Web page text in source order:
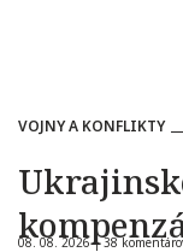
VOJNY A KONFLIKTY
08. 08. 2026 |38